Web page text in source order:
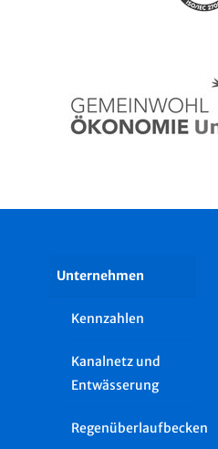
Unternehmen
Kennzahlen
Kanalnetz und
Entwässerung
Regenüberlaufbecken